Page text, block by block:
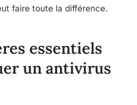
faire toute la différence.
essentiels
un antivirus